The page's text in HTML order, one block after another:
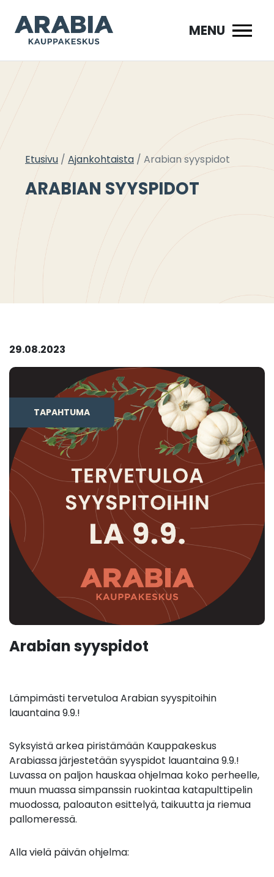
sisältöön
MENU
Etusivu Ajankohtaista Arabian syyspidot
ARABIAN SYYSPIDOT
29.08.2023
TAPAHTUMA
Arabian syyspidot
Lämpimästi tervetuloa Arabian syyspitoihin
lauantaina 9.9.!
Syksyistä arkea piristämään Kauppakeskus
Arabiassa järjestetään syyspidot lauantaina 9.9.!
Luvassa on paljon hauskaa ohjelmaa koko perheelle,
muun muassa simpanssin ruokintaa katapulttipelin
muodossa, paloauton esittelyä, taikuutta ja riemua
pallomeressä.
Alla vielä päivän ohjelma: